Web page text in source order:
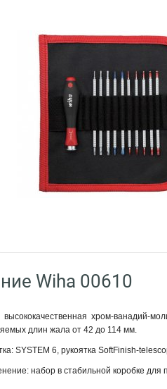
Wiha 00610
хром-ванадий-
длин жала от 42 до 114 мм.
SYSTEM 6, рукоятка SoftFinish-
набор в стабильной коробке